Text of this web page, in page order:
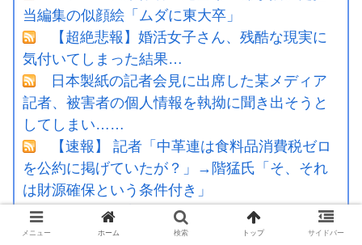
当編集の似顔絵「ムダに東大卒」
【超絶悲報】婚活女子さん、残酷な現実に
気付いてしまった結果…
日本製紙の記者会見に出席した某メディア
記者、被害者の個人情報を執拗に聞き出そうと
してしまい……
【速報】 記者「中革連は食料品消費税ゼロ
を公約に掲げていたが？」→階猛氏「そ、それ
は財源確保という条件付き」
義兄嫁が自宅をサロンにして姪を毎日ウト
メへ預ける生活に。数年後、そのツケが一気に
メニュー ホーム 検索 トップ サイドバー